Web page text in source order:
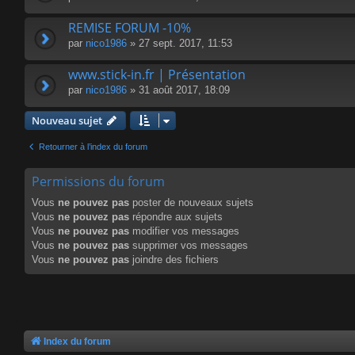
REMISE FORUM -10%
par nico1986 » 27 sept. 2017, 11:53
www.stick-in.fr | Présentation
par nico1986 » 31 août 2017, 18:09
Nouveau sujet
Retourner à l’index du forum
Permissions du forum
Vous ne pouvez pas poster de nouveaux sujets
Vous ne pouvez pas répondre aux sujets
Vous ne pouvez pas modifier vos messages
Vous ne pouvez pas supprimer vos messages
Vous ne pouvez pas joindre des fichiers
Index du forum